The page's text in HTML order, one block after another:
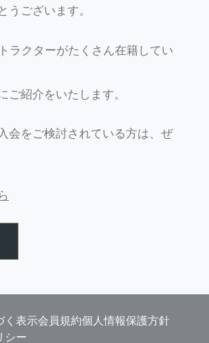
ございます。
ラクターがたくさん在籍してい
紹介をいたします。
会をご検討されている方は、ぜ
く表示会員規約個人情報保護方針
シー